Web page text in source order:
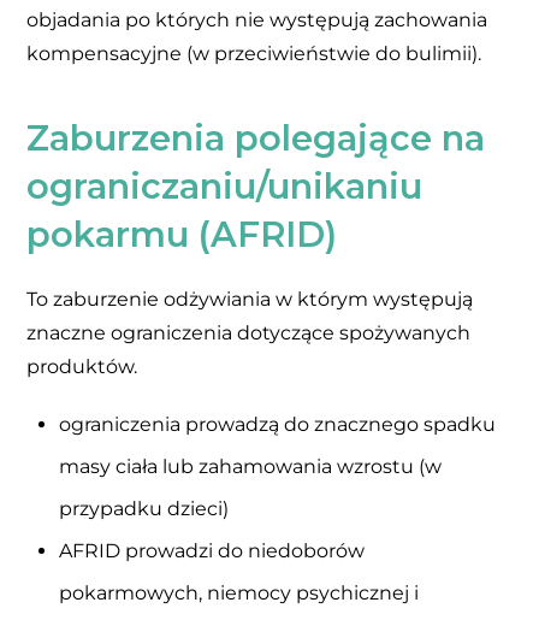
objadania po których nie występują zachowania
kompensacyjne (w przeciwieństwie do bulimii).
Zaburzenia polegające na
ograniczaniu/unikaniu
pokarmu (AFRID)
To zaburzenie odżywiania w którym występują
znaczne ograniczenia dotyczące spożywanych
produktów.
ograniczenia prowadzą do znacznego spadku
masy ciała lub zahamowania wzrostu (w
przypadku dzieci)
AFRID prowadzi do niedoborów
pokarmowych, niemocy psychicznej i